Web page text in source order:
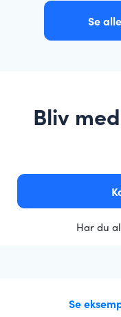
Se
Bliv
Har du
Se